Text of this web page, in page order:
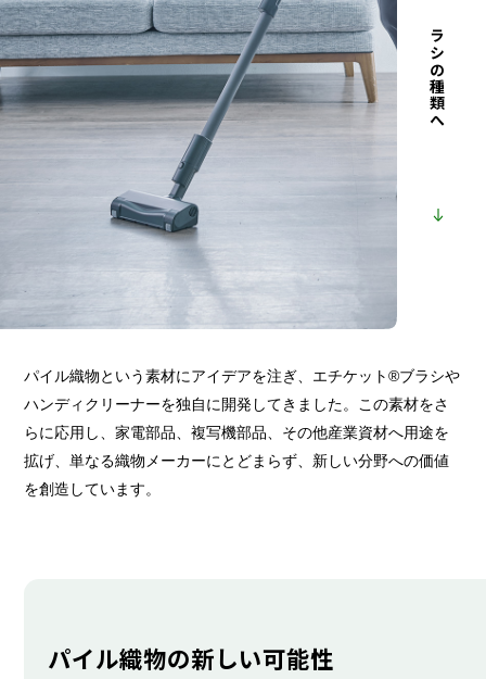
パイル織物という素材にアイデアを注ぎ、エチケット®ブラシや
ハンディクリーナーを独自に開発してきました。この素材をさ
らに応用し、家電部品、複写機部品、その他産業資材へ用途を
拡げ、単なる織物メーカーにとどまらず、新しい分野への価値
を創造しています。
ブラシの種類へ
パイル織物の新しい可能性